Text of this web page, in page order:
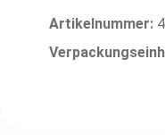
Artikelnummer: